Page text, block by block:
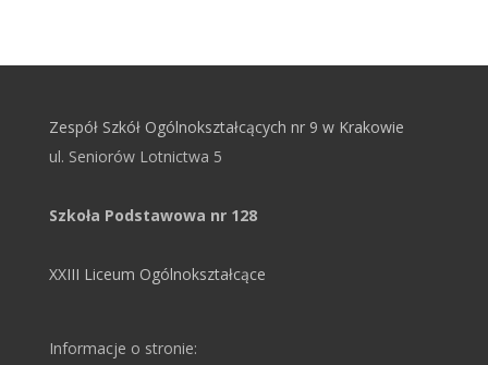
Zespół Szkół Ogólnokształcących nr 9 w Krakowie
ul. Seniorów Lotnictwa 5
Szkoła Podstawowa nr 128
XXIII Liceum Ogólnokształcące
Informacje o stronie: